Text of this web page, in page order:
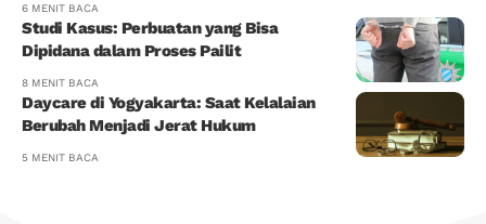
6 MENIT BACA
Studi Kasus: Perbuatan yang Bisa
Dipidana dalam Proses Pailit
8 MENIT BACA
Daycare di Yogyakarta: Saat Kelalaian
Berubah Menjadi Jerat Hukum
5 MENIT BACA